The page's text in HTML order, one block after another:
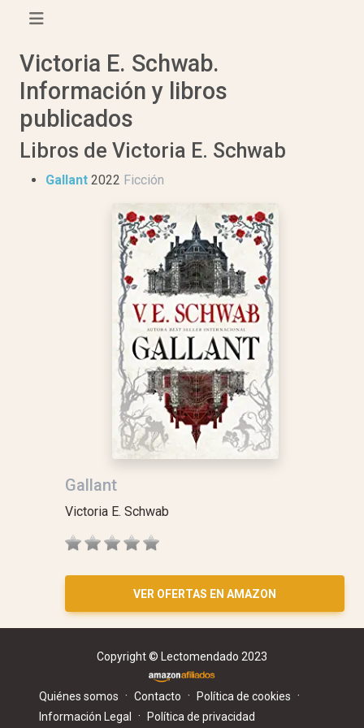
Victoria E. Schwab.
Información y libros
publicados
Libros de Victoria E. Schwab
Gallant 2022 Ficción
Gallant
Victoria E. Schwab
VER OFERTAS EN AMAZON
Copyright © Lectomendado 2023
Quiénes somos · Contacto · Política de cookies ·
Información Legal · Política de privacidad